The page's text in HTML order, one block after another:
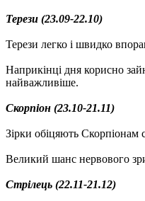
Терези (23.09-22.10)
Терези легко і швидко
Наприкінці дня корисно
найважливіше.
Скорпіон (23.10-21.11)
Зірки обіцяють Скорпіонам
Великий шанс нервового
Стрілець (22.11-21.12)